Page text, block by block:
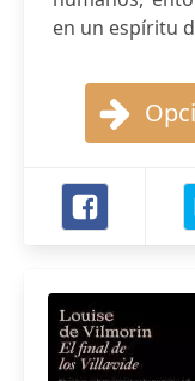
en un espíritu